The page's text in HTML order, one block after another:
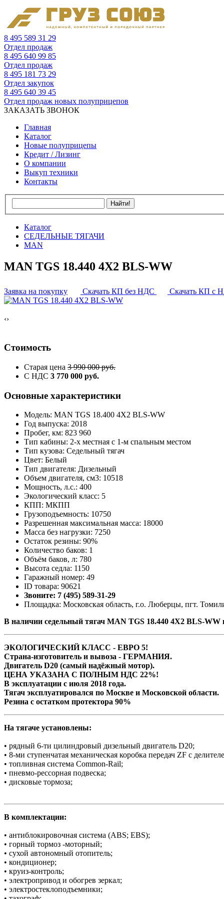
8 495 589 31 29
Отдел продаж
8 495 640 99 85
Отдел продаж
8 495 181 73 29
Отдел закупок
8 495 640 39 45
Отдел продаж новых полуприцепов
ЗАКАЗАТЬ ЗВОНОК
Главная
Каталог
Новые полуприцепы
Кредит / Лизинг
О компании
Выкуп техники
Контакты
Каталог
СЕДЕЛЬНЫЕ ТЯГАЧИ
MAN
MAN TGS 18.440 4X2 BLS-WW
Заявка на покупку Скачать КП без НДС Скачать КП с
‹›
Стоимость
Старая цена 3 990 000 руб.
С НДС 3 770 000 руб.
Основные характеристики
Модель: MAN TGS 18.400 4X2 BLS-WW
Год выпуска: 2018
Пробег, км: 823 960
Тип кабины: 2-х местная с 1-м спальным местом
Тип кузова: Седельный тягач
Цвет: Белый
Тип двигателя: Дизельный
Объем двигателя, см3: 10518
Мощность, л.с.: 400
Экологический класс: 5
КПП: МКПП
Грузоподъемность: 10750
Разрешенная максимальная масса: 18000
Масса без нагрузки: 7250
Остаток резины: 90%
Количество баков: 1
Объём баков, л: 780
Высота седла: 1150
Гаражный номер: 49
ID товара: 90621
Звоните: 7 (495) 589-31-29
Площадка: Московская область, г.о. Люберцы, пгт.
В наличии седельный тягач MAN TGS 18.440 4X2 BLS-WW
ЭКОЛОГИЧЕСКИЙ КЛАСС - ЕВРО 5!
Страна-изготовитель и вывоза - ГЕРМАНИЯ.
Двигатель D20 (самый надёжный мотор).
ЦЕНА УКАЗАНА С ПОЛНЫМ НДС 22%!
В эксплуатации с июля 2018 года.
Тягач эксплуатировался по Москве и Московской области.
Резина с остатком протектора 90%
На тягаче установлены:
• рядный 6-ти цилиндровый дизельный двигатель D20;
• 8-ми ступенчатая механическая коробка передач ZF с
• топливная система Common-Rail;
• пневмо-рессорная подвеска;
• дисковые тормоза;
В комплектации:
• антиблокировочная система (ABS; EBS);
• горный тормоз -моторный;
• сухой автономный отопитель;
• кондиционер;
• круиз-контроль;
• электропривод и обогрев зеркал;
• электростеклоподъемники;